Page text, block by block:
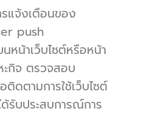
แจ้งเตือนของ
push
น้าเว็บไซต์หรือหน้า
ะกิจ ตรวจสอบ
ดตามการใช้เว็บไซต์
รับประสบการณ์การ